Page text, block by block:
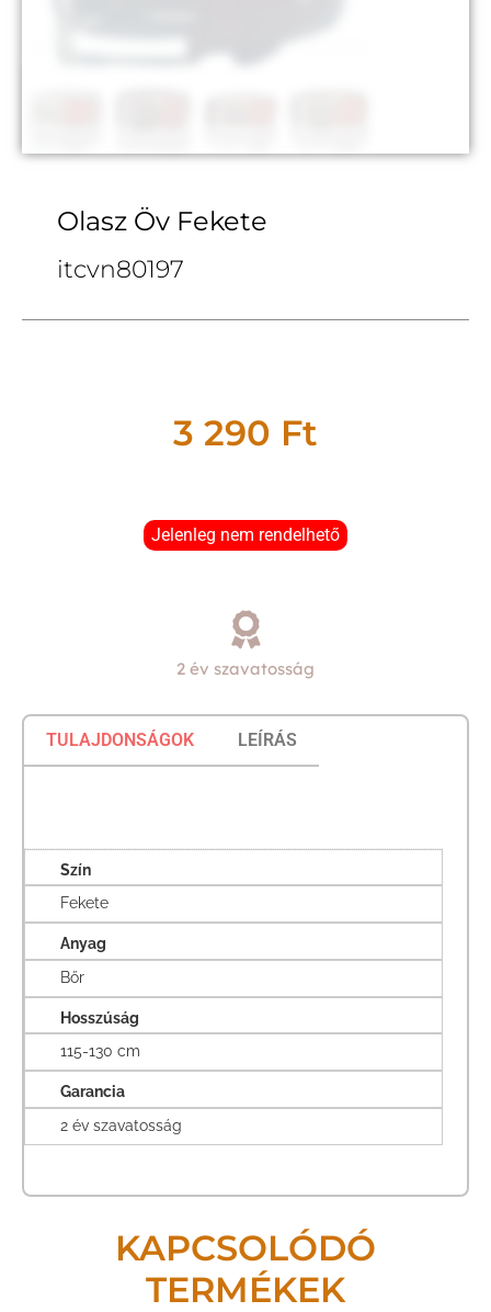
Olasz Öv Fekete
itcvn80197
3 290 Ft
Jelenleg nem rendelhető
2 év szavatosság
TULAJDONSÁGOK LEÍRÁS
Szín
Fekete
Anyag
Bőr
Hosszúság
115-130 cm
Garancia
2 év szavatosság
KAPCSOLÓDÓ
TERMÉKEK